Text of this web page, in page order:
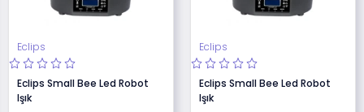
Eclips
Eclips Small Bee Led Robot
Işık
Eclips
Eclips Small Bee Led Robot
Işık